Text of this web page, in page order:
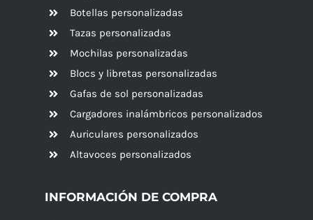
Botellas personalizadas
Tazas personalizadas
Mochilas personalizadas
Blocs y libretas personalizadas
Gafas de sol personalizadas
Cargadores inalámbricos personalizados
Auriculares personalizados
Altavoces personalizados
INFORMACIÓN DE COMPRA